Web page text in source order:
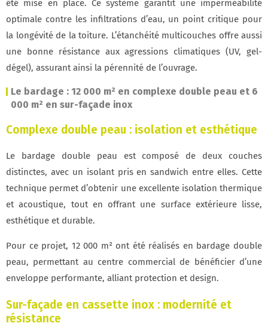
été mise en place. Ce système garantit une imperméabilité
optimale contre les infiltrations d’eau, un point critique pour
la longévité de la toiture. L’étanchéité multicouches offre aussi
une bonne résistance aux agressions climatiques (UV, gel-
dégel), assurant ainsi la pérennité de l’ouvrage.
Le bardage : 12 000 m² en complexe double peau et 6
000 m² en sur-façade inox
Complexe double peau : isolation et esthétique
Le bardage double peau est composé de deux couches
distinctes, avec un isolant pris en sandwich entre elles. Cette
technique permet d’obtenir une excellente isolation thermique
et acoustique, tout en offrant une surface extérieure lisse,
esthétique et durable.
Pour ce projet, 12 000 m² ont été réalisés en bardage double
peau, permettant au centre commercial de bénéficier d’une
enveloppe performante, alliant protection et design.
Sur-façade en cassette inox : modernité et
résistance